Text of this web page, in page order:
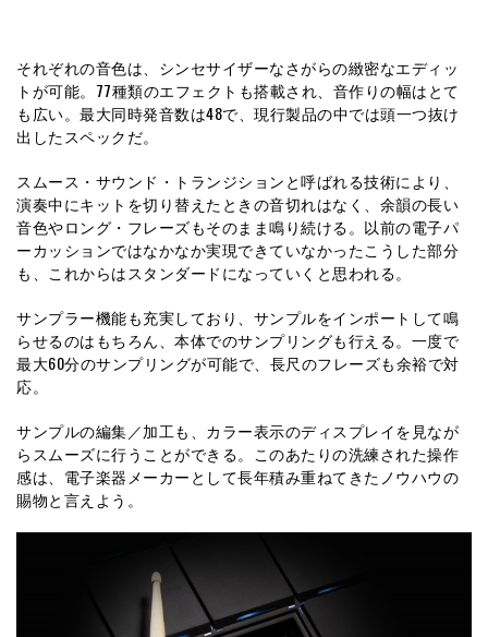
それぞれの音色は、シンセサイザーなさがらの緻密なエディッ
トが可能。77種類のエフェクトも搭載され、音作りの幅はとて
も広い。最大同時発音数は48で、現行製品の中では頭一つ抜け
出したスペックだ。
スムース・サウンド・トランジションと呼ばれる技術により、
演奏中にキットを切り替えたときの音切れはなく、余韻の長い
音色やロング・フレーズもそのまま鳴り続ける。以前の電子パ
ーカッションではなかなか実現できていなかったこうした部分
も、これからはスタンダードになっていくと思われる。
サンプラー機能も充実しており、サンプルをインポートして鳴
らせるのはもちろん、本体でのサンプリングも行える。一度で
最大60分のサンプリングが可能で、長尺のフレーズも余裕で対
応。
サンプルの編集／加工も、カラー表示のディスプレイを見なが
らスムーズに行うことができる。このあたりの洗練された操作
感は、電子楽器メーカーとして長年積み重ねてきたノウハウの
賜物と言えよう。